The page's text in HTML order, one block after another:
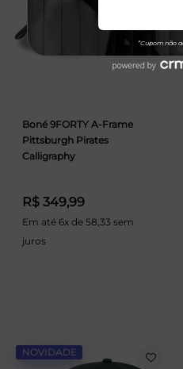
Boné 9FORTY A-Frame
Pittsburgh Pirates
Calligraphy
R$ 349,99
Em até 6x de 58,33 sem
juros
NOVIDADE